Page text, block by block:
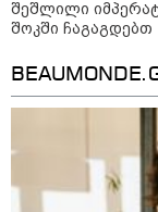
შეშლილი
შოკში ჩაგაგდებთ